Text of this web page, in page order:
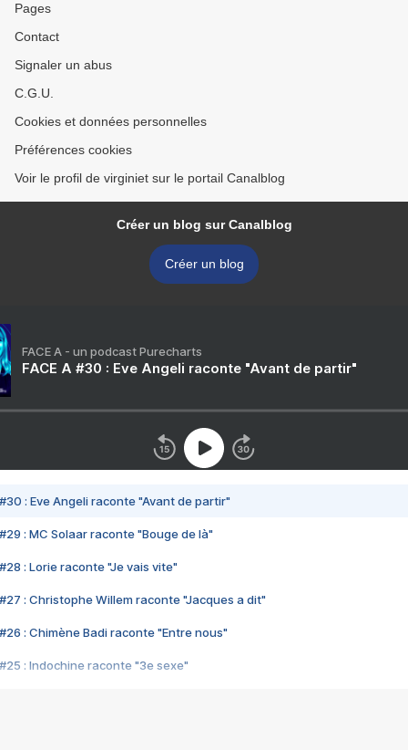
Pages
Contact
Signaler un abus
C.G.U.
Cookies et données personnelles
Préférences cookies
Voir le profil de virginiet sur le portail Canalblog
Créer un blog sur Canalblog
Créer un blog
FACE A - un podcast Purecharts
FACE A #30 : Eve Angeli raconte "Avant de partir"
#30 : Eve Angeli raconte "Avant de partir"
#29 : MC Solaar raconte "Bouge de là"
#28 : Lorie raconte "Je vais vite"
#27 : Christophe Willem raconte "Jacques a dit"
#26 : Chimène Badi raconte "Entre nous"
#25 : Indochine raconte "3e sexe"